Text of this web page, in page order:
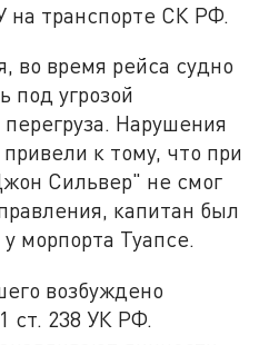
на транспорте СК РФ.
во время рейса судно
под угрозой
Нарушения
к тому, что при
Сильвер" не смог
капитан был
морпорта Туапсе.
возбуждено
ст. 238 УК РФ.